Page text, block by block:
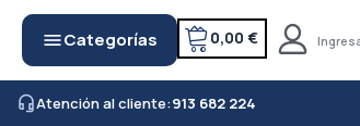
menuCategorías 0,00 €
headset_micAtención al cliente:913 682 224